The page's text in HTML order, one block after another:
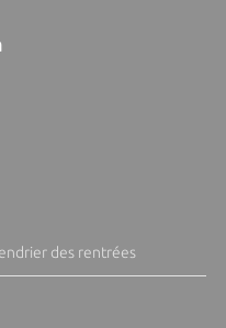
des rentrées